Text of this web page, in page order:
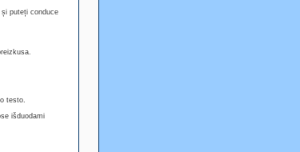
puteți conduce
testo.
išduodami